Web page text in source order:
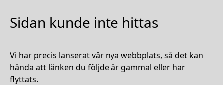
Sidan kunde inte hittas
Vi har precis lanserat vår nya webbplats, så det kan
hända att länken du följde är gammal eller har
flyttats.